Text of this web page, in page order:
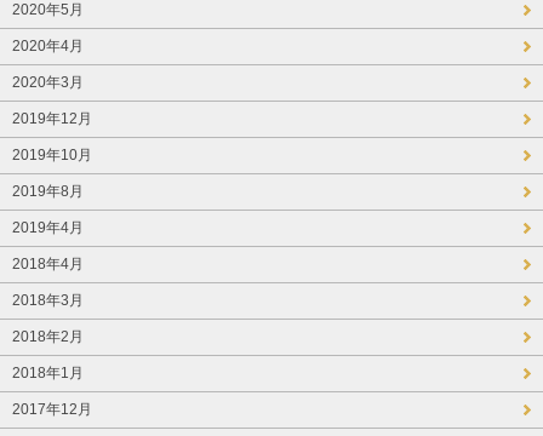
2020年5月
2020年4月
2020年3月
2019年12月
2019年10月
2019年8月
2019年4月
2018年4月
2018年3月
2018年2月
2018年1月
2017年12月